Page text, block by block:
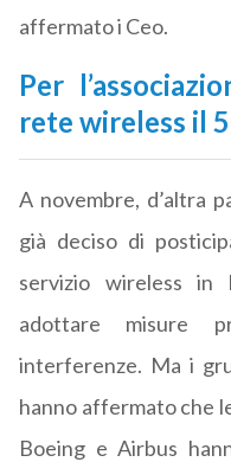
affermato i Ceo.
Per
rete wireless il
A novembre, d’altra
già deciso di
servizio wireless
adottare misure
interferenze. Ma i
hanno affermato che
Boeing e Airbus